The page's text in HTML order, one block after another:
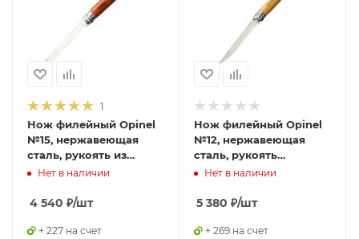
1
Нож филейный Opinel
№15, нержавеющая
сталь, рукоять из
падука, 243150
Нет в наличии
4 540 ₽/шт
+ 227 на счет
Нож филейный Opinel
№12, нержавеющая
сталь, рукоять
оливковое дерево,
Нет в наличии
5 380 ₽/шт
+ 269 на счет